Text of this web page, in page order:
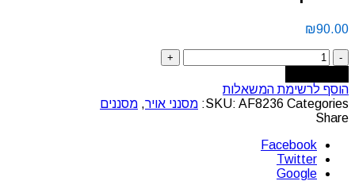
₪90.00
הוסף לרשימת המשאלות
SKU: AF8236 Categories: מסנני אויר, מסננים
Share
Facebook
Twitter
Google